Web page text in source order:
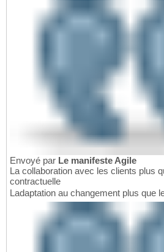
Envoyé par Le manifeste Agile
La collaboration avec les clients plus
contractuelle
Ladaptation au changement plus que